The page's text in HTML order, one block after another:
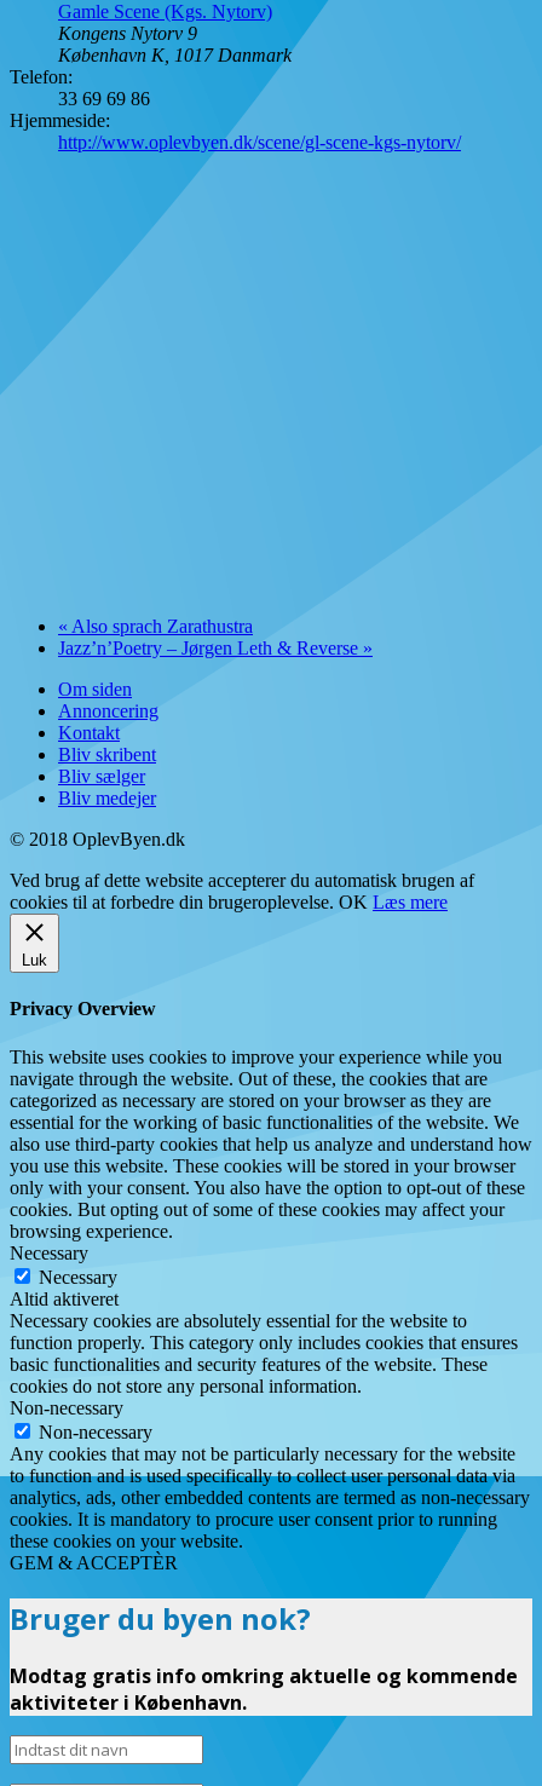
Gamle Scene (Kgs. Nytorv)
Kongens Nytorv 9
København K, 1017 Danmark
Telefon:
33 69 69 86
Hjemmeside:
http://www.oplevbyen.dk/scene/gl-scene-kgs-nytorv/
« Also sprach Zarathustra
Jazz’n’Poetry – Jørgen Leth & Reverse »
Om siden
Annoncering
Kontakt
Bliv skribent
Bliv sælger
Bliv medejer
© 2018 OplevByen.dk
Ved brug af dette website accepterer du automatisk brugen af
cookies til at forbedre din brugeroplevelse. OK Læs mere
Luk
Privacy Overview
This website uses cookies to improve your experience while you
navigate through the website. Out of these, the cookies that are
categorized as necessary are stored on your browser as they are
essential for the working of basic functionalities of the website. We
also use third-party cookies that help us analyze and understand how
you use this website. These cookies will be stored in your browser
only with your consent. You also have the option to opt-out of these
cookies. But opting out of some of these cookies may affect your
browsing experience.
Necessary
Necessary
Altid aktiveret
Necessary cookies are absolutely essential for the website to
function properly. This category only includes cookies that ensures
basic functionalities and security features of the website. These
cookies do not store any personal information.
Non-necessary
Non-necessary
Any cookies that may not be particularly necessary for the website
to function and is used specifically to collect user personal data via
analytics, ads, other embedded contents are termed as non-necessary
cookies. It is mandatory to procure user consent prior to running
these cookies on your website.
GEM & ACCEPTÈR
Bruger du byen nok?
Modtag gratis info omkring aktuelle og kommende
aktiviteter i København.